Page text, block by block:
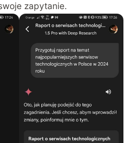
zapytanie.